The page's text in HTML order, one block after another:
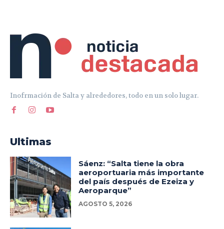
Inofrmación de Salta y alrededores, todo en un solo lugar.
Ultimas
Sáenz: “Salta tiene la obra
aeroportuaria más importante
del país después de Ezeiza y
Aeroparque”
AGOSTO 5, 2026